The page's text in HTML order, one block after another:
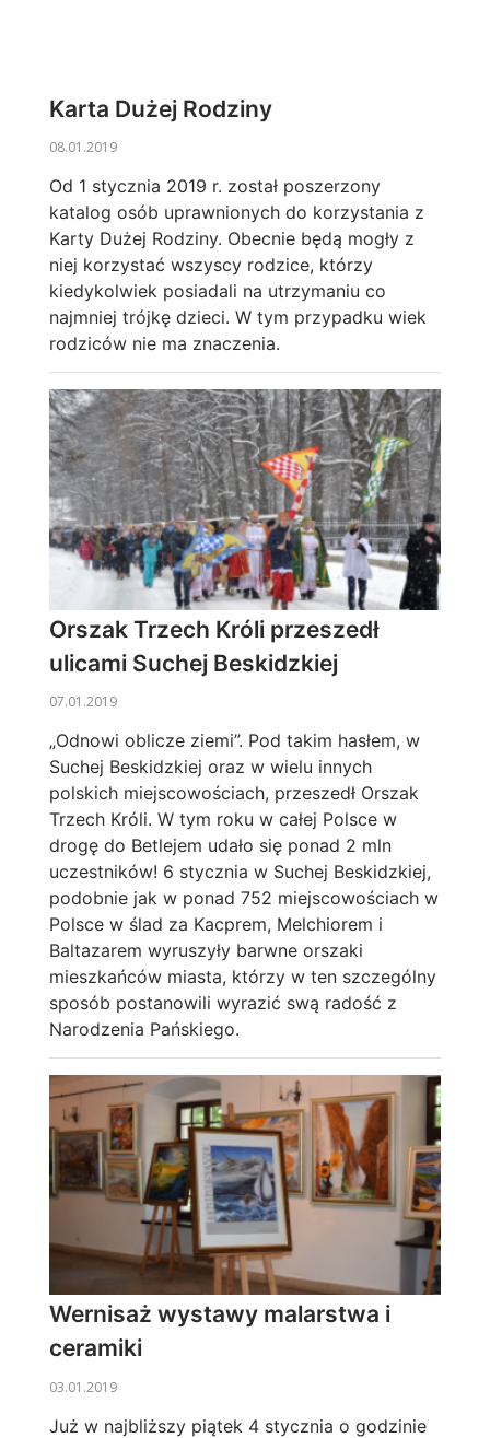
Karta Dużej Rodziny
08.01.2019
Od 1 stycznia 2019 r. został poszerzony
katalog osób uprawnionych do korzystania z
Karty Dużej Rodziny. Obecnie będą mogły z
niej korzystać wszyscy rodzice, którzy
kiedykolwiek posiadali na utrzymaniu co
najmniej trójkę dzieci. W tym przypadku wiek
rodziców nie ma znaczenia.
Orszak Trzech Króli przeszedł
ulicami Suchej Beskidzkiej
07.01.2019
„Odnowi oblicze ziemi”. Pod takim hasłem, w
Suchej Beskidzkiej oraz w wielu innych
polskich miejscowościach, przeszedł Orszak
Trzech Króli. W tym roku w całej Polsce w
drogę do Betlejem udało się ponad 2 mln
uczestników! 6 stycznia w Suchej Beskidzkiej,
podobnie jak w ponad 752 miejscowościach w
Polsce w ślad za Kacprem, Melchiorem i
Baltazarem wyruszyły barwne orszaki
mieszkańców miasta, którzy w ten szczególny
sposób postanowili wyrazić swą radość z
Narodzenia Pańskiego.
Wernisaż wystawy malarstwa i
ceramiki
03.01.2019
Już w najbliższy piątek 4 stycznia o godzinie